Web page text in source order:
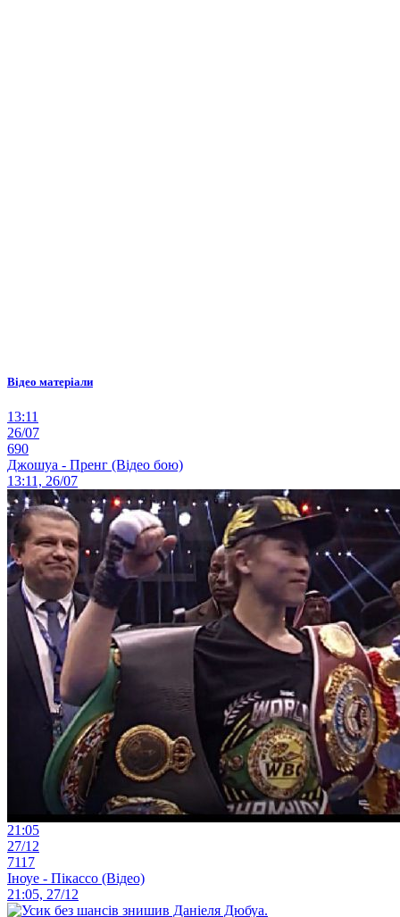
Відео матеріали
13:11
26/07
690
Джошуа - Пренг (Відео бою)
13:11, 26/07
21:05
27/12
7117
Іноуе - Пікассо (Відео)
21:05, 27/12